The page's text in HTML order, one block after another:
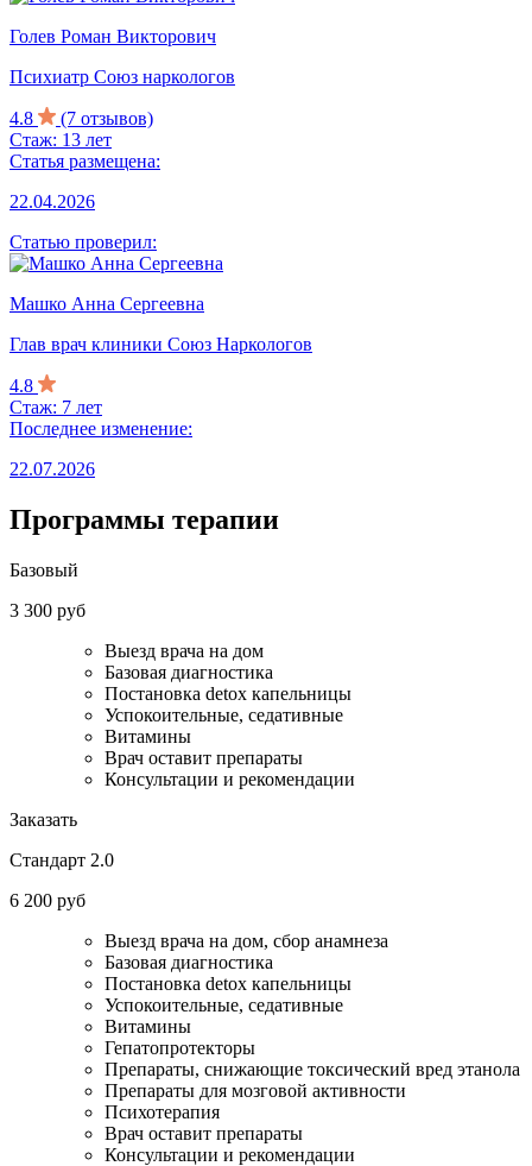
Голев Роман Викторович
Психиатр Союз наркологов
4.8
(7 отзывов)
Стаж: 13 лет
Статья размещена:
22.04.2026
Статью проверил:
Машко Анна Сергеевна
Глав врач клиники Союз Наркологов
4.8
Стаж: 7 лет
Последнее изменение:
22.07.2026
Программы терапии
Базовый
3 300 руб
Выезд врача на дом
Базовая диагностика
Постановка detox капельницы
Успокоительные, седативные
Витамины
Врач оставит препараты
Консультации и рекомендации
Заказать
Стандарт 2.0
6 200 руб
Выезд врача на дом, сбор анамнеза
Базовая диагностика
Постановка detox капельницы
Успокоительные, седативные
Витамины
Гепатопротекторы
Препараты, снижающие токсический вред этанола
Препараты для мозговой активности
Психотерапия
Врач оставит препараты
Консультации и рекомендации